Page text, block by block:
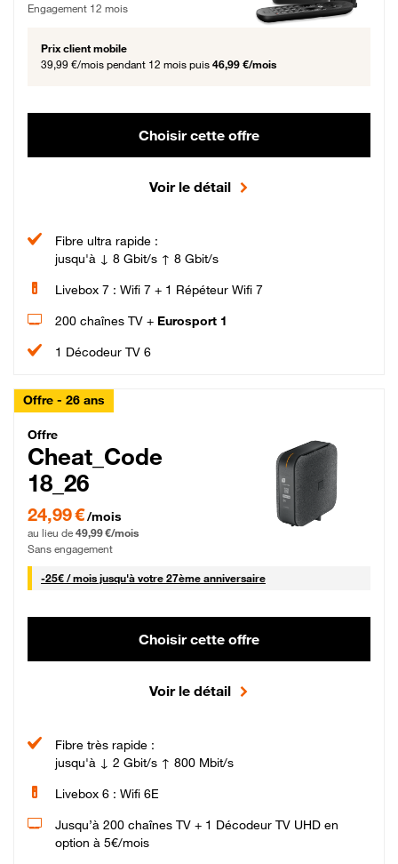
Engagement 12 mois
Prix client mobile
39,99 €/mois pendant 12 mois puis 46,99 €/mois
Choisir cette offre
Voir le détail
Fibre ultra rapide :
jusqu'à ↓ 8 Gbit/s ↑ 8 Gbit/s
Livebox 7 : Wifi 7 + 1 Répéteur Wifi 7
200 chaînes TV + Eurosport 1
1 Décodeur TV 6
Offre - 26 ans
Cheat_Code Fibre_18_26
Offre
Cheat_Code
18_26
24,99 € par mois pendant 0 mois puis 49,99 € par mois, Sans engagement
24,99 €/mois
au lieu de 49,99 €/mois
Sans engagement
-25€ / mois25 € par mois
jusqu'à votre 27ème anniversaire
Choisir cette offre
Voir le détail
Fibre très rapide :
jusqu'à ↓ 2 Gbit/s ↑ 800 Mbit/s
Livebox 6 : Wifi 6E
Jusqu’à 200 chaînes TV + 1 Décodeur TV UHD en
option à 5€/mois